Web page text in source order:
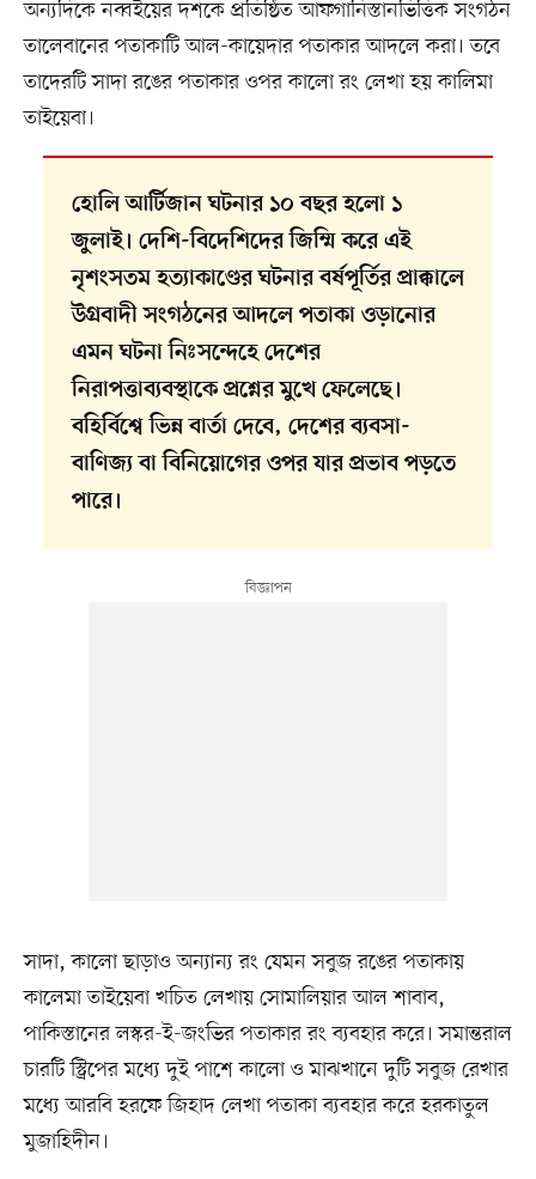
অন্যদিকে নব্বইয়ের দশকে প্রতিষ্ঠিত আফগানিস্তানভিত্তিক সংগঠন
তালেবানের পতাকাটি আল-কায়েদার পতাকার আদলে করা। তবে
তাদেরটি সাদা রঙের পতাকার ওপর কালো রং লেখা হয় কালিমা
তাইয়েবা।
হোলি আর্টিজান ঘটনার ১০ বছর হলো ১
জুলাই। দেশি-বিদেশিদের জিম্মি করে এই
নৃশংসতম হত্যাকাণ্ডের ঘটনার বর্ষপূর্তির প্রাক্কালে
উগ্রবাদী সংগঠনের আদলে পতাকা ওড়ানোর
এমন ঘটনা নিঃসন্দেহে দেশের
নিরাপত্তাব্যবস্থাকে প্রশ্নের মুখে ফেলেছে।
বহির্বিশ্বে ভিন্ন বার্তা দেবে, দেশের ব্যবসা-
বাণিজ্য বা বিনিয়োগের ওপর যার প্রভাব পড়তে
পারে।
সাদা, কালো ছাড়াও অন্যান্য রং যেমন সবুজ রঙের পতাকায়
কালেমা তাইয়েবা খচিত লেখায় সোমালিয়ার আল শাবাব,
পাকিস্তানের লস্কর-ই-জংভির পতাকার রং ব্যবহার করে। সমান্তরাল
চারটি স্ট্রিপের মধ্যে দুই পাশে কালো ও মাঝখানে দুটি সবুজ রেখার
মধ্যে আরবি হরফে জিহাদ লেখা পতাকা ব্যবহার করে হরকাতুল
মুজাহিদীন।